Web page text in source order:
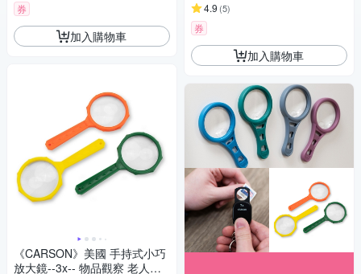
券
加入購物車
《CARSON》美國 手持式小巧
放大鏡--3x-- 物品觀察 老人閱
4.9 (5)
券
加入購物車